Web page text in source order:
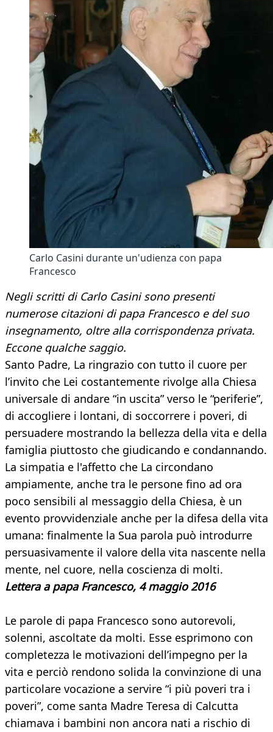
Carlo Casini durante un'udienza con papa
Francesco
Negli scritti di Carlo Casini sono presenti
numerose citazioni di papa Francesco e del suo
insegnamento, oltre alla corrispondenza privata.
Eccone qualche saggio.
Santo Padre, La ringrazio con tutto il cuore per
l’invito che Lei costantemente rivolge alla Chiesa
universale di andare “in uscita” verso le “periferie”,
di accogliere i lontani, di soccorrere i poveri, di
persuadere mostrando la bellezza della vita e della
famiglia piuttosto che giudicando e condannando.
La simpatia e l'affetto che La circondano
ampiamente, anche tra le persone fino ad ora
poco sensibili al messaggio della Chiesa, è un
evento provvidenziale anche per la difesa della vita
umana: finalmente la Sua parola può introdurre
persuasivamente il valore della vita nascente nella
mente, nel cuore, nella coscienza di molti.
Lettera a papa Francesco, 4 maggio 2016
Le parole di papa Francesco sono autorevoli,
solenni, ascoltate da molti. Esse esprimono con
completezza le motivazioni dell’impegno per la
vita e perciò rendono solida la convinzione di una
particolare vocazione a servire “i più poveri tra i
poveri”, come santa Madre Teresa di Calcutta
chiamava i bambini non ancora nati a rischio di